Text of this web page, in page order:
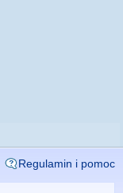
Regulamin i pomoc